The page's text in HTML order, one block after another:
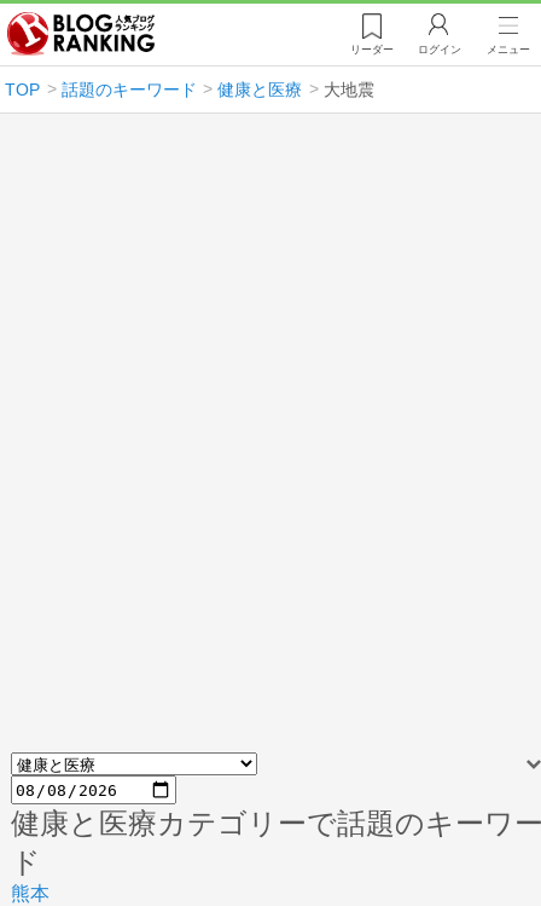
リーダー ログイン メニュー
TOP 話題のキーワード 健康と医療 大地震
健康と医療カテゴリーで話題のキーワ
ド
熊本